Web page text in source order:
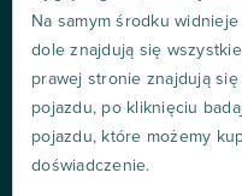
Na samym środku
dole znajdują się
prawej stronie znajdują
pojazdu, po kliknięciu
pojazdu, które możemy
doświadczenie.